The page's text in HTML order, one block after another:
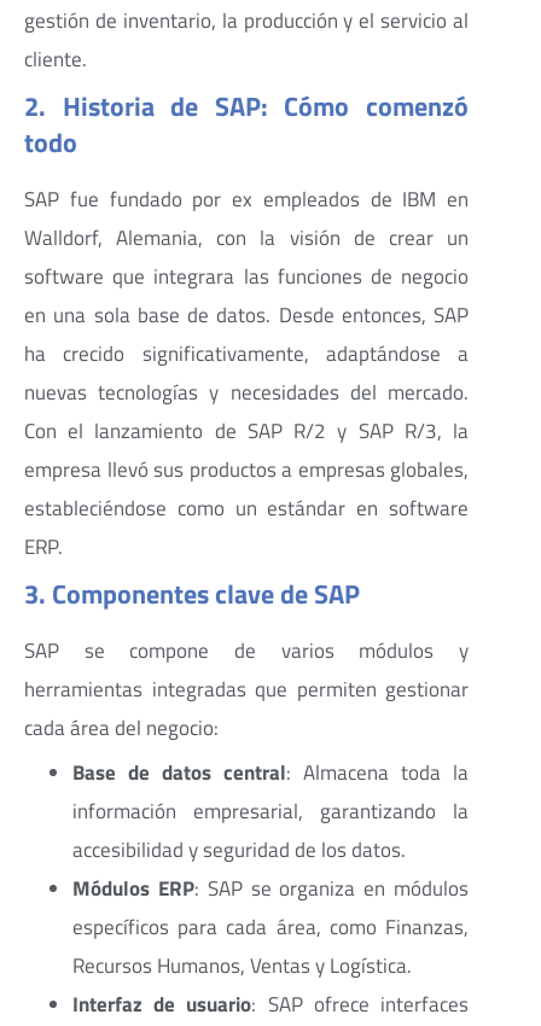
gestión de inventario, la producción y el servicio al
cliente.
2. Historia de SAP: Cómo comenzó
todo
SAP fue fundado por ex empleados de IBM en
Walldorf, Alemania, con la visión de crear un
software que integrara las funciones de negocio
en una sola base de datos. Desde entonces, SAP
ha crecido significativamente, adaptándose a
nuevas tecnologías y necesidades del mercado.
Con el lanzamiento de SAP R/2 y SAP R/3, la
empresa llevó sus productos a empresas globales,
estableciéndose como un estándar en software
ERP.
3. Componentes clave de SAP
SAP se compone de varios módulos y
herramientas integradas que permiten gestionar
cada área del negocio:
Base de datos central: Almacena toda la
información empresarial, garantizando la
accesibilidad y seguridad de los datos.
Módulos ERP: SAP se organiza en módulos
específicos para cada área, como Finanzas,
Recursos Humanos, Ventas y Logística.
Interfaz de usuario: SAP ofrece interfaces